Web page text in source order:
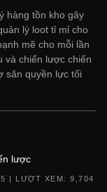
hàng tồn kho gây
lý loot tỉ mỉ cho
mẽ cho mỗi lần
và chiến lược chiến
săn quyền lực tối
lược
| LƯỢT XEM: 9,704